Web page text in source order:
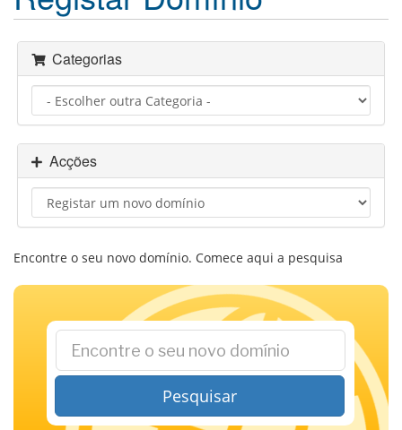
a
n
v
e
a
ã
Categorias
Acções
Encontre o seu novo domínio. Comece aqui a pesquisa
Pesquisar